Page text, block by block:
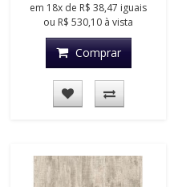
em 18x de R$ 38,47 iguais
ou R$ 530,10 à vista
Comprar